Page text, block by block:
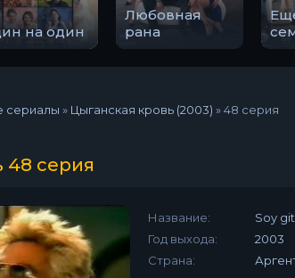
на один
Любовная
рана
сериалы » Цыганская кровь (2003) »48 серия
48 серия
Название:
Soy
Год выхода:
2003
Страна: